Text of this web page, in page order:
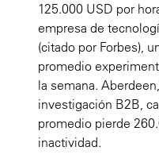
125.000 USD por
empresa de
(citado por Forbes),
promedio
la semana.
investigación B2B,
promedio pierde
inactividad.